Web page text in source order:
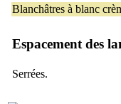
Blanchâtres à blanc
Espacement des
Serrées.